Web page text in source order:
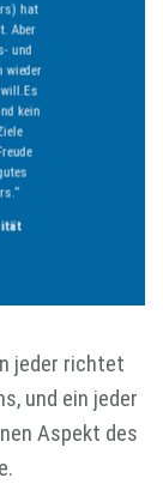
hat
Aber
und
wieder
kein
jeder richtet
und ein jeder
Aspekt des